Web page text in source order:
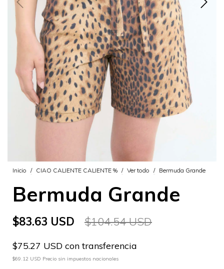
Inicio / CIAO CALIENTE CALIENTE % / Ver todo / Bermuda Grande
Bermuda Grande
$83.63 USD $104.54 USD
$75.27 USD con transferencia
$69.12 USD Precio sin impuestos nacionales